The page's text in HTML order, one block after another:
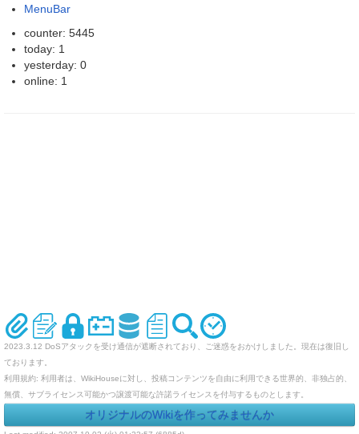
MenuBar
counter: 5445
today: 1
yesterday: 0
online: 1
2023.3.12 DoSアタックを受け通信が遮断されており、ご迷惑をおかけしました。現在は復旧し
ております。
利用規約: 利用者は、WikiHouseに対し、投稿コンテンツを自由に利用できる世界的、非独占的、
無償、サブライセンス可能かつ譲渡可能な許諾ライセンスを付与するものとします。
オリジナルのWikiを作ってみませんか